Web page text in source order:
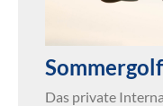
Das private